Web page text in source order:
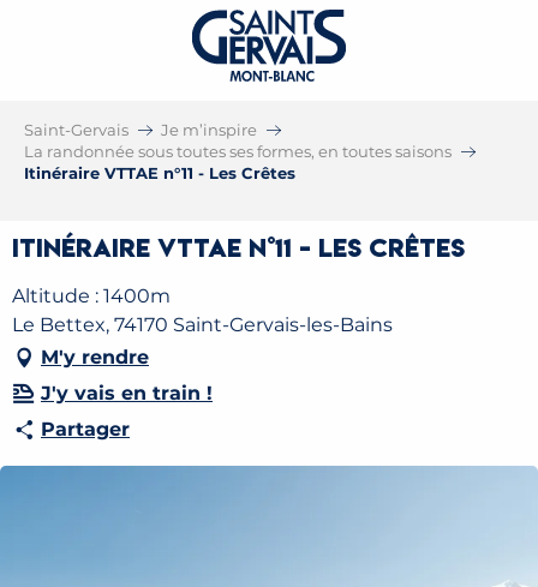
Saint-Gervais
Je m’inspire
La randonnée sous toutes ses formes, en toutes saisons
Itinéraire VTTAE n°11 - Les Crêtes
Itinéraire VTTAE n°11 - Les Crêtes
Altitude : 1400m
Le Bettex, 74170 Saint-Gervais-les-Bains
M'y rendre
J'y vais en train !
Partager